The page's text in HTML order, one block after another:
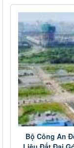
Bộ Công An